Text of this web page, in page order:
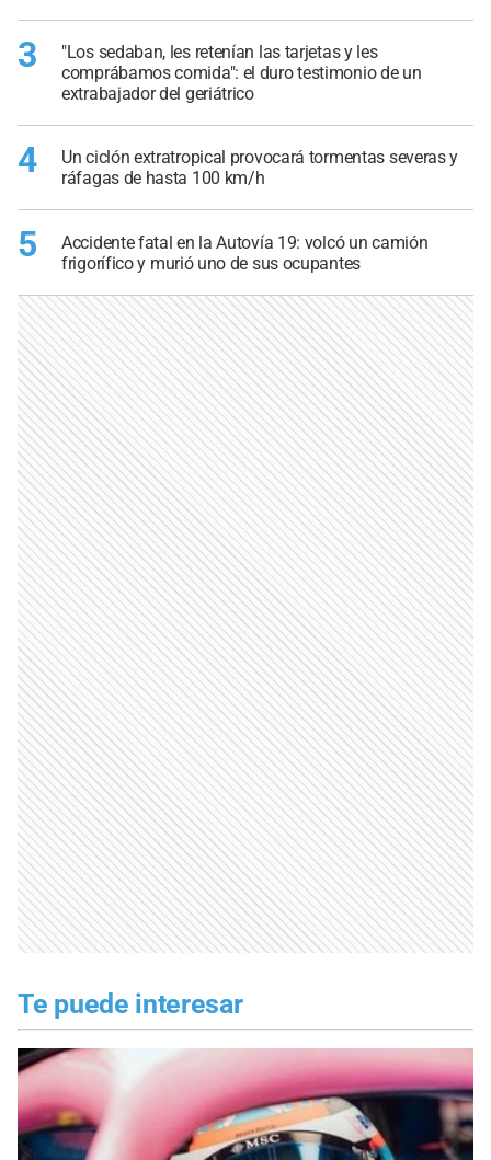
3
"Los sedaban, les retenían las tarjetas y les
comprábamos comida": el duro testimonio de un
extrabajador del geriátrico
4
Un ciclón extratropical provocará tormentas severas y
ráfagas de hasta 100 km/h
5
Accidente fatal en la Autovía 19: volcó un camión
frigorífico y murió uno de sus ocupantes
Te puede interesar